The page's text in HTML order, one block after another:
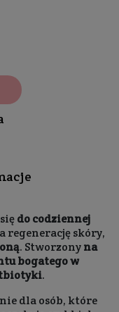
do codziennej
regenerację skóry,
. Stworzonyna
bogatego w
.
dla osób, które